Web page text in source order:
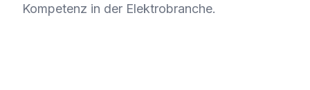
Kompetenz in der Elektrobranche.